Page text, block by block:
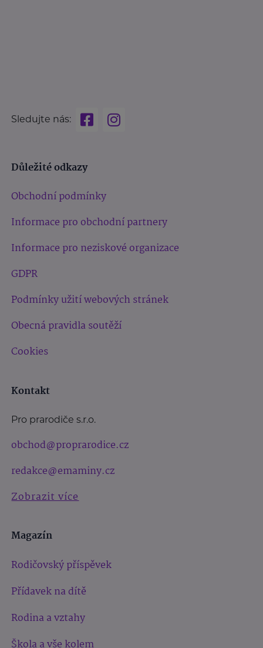
Sledujte nás:
Důležité odkazy
Obchodní podmínky
Informace pro obchodní partnery
Informace pro neziskové organizace
GDPR
Podmínky užití webových stránek
Obecná pravidla soutěží
Cookies
Kontakt
Pro prarodiče s.r.o.
obchod@proprarodice.cz
redakce@emaminy.cz
Zobrazit více
Magazín
Rodičovský příspěvek
Přídavek na dítě
Rodina a vztahy
Škola a vše kolem